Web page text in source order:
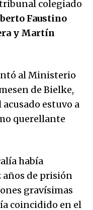
colegiado
Faustino
y Martín
al Ministerio
de Bielke,
estuvo a
querellante
había
años de prisión
gravísimas
coincidido en el